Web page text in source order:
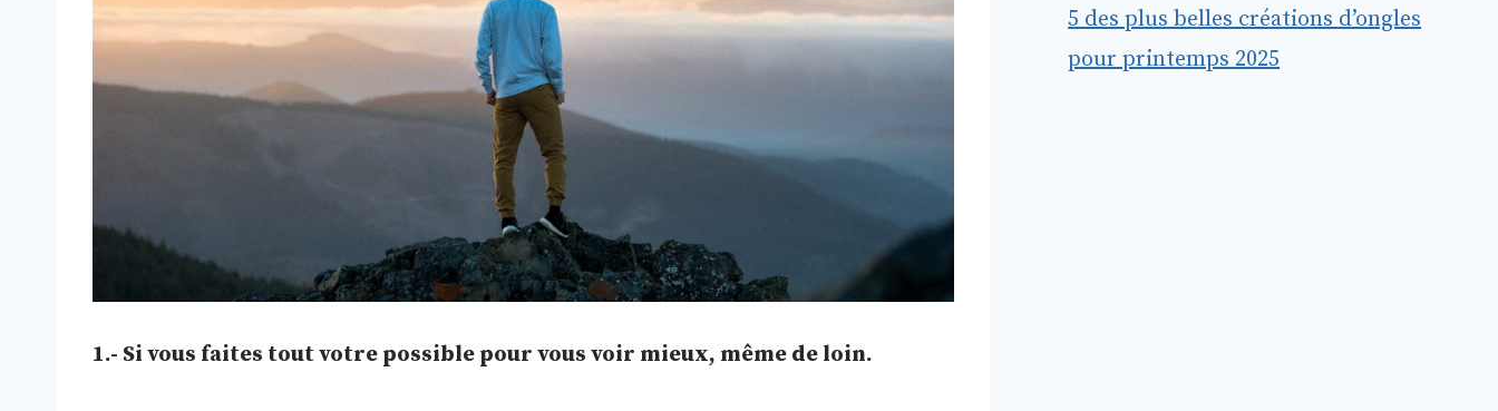
1.- Si vous faites tout votre possible pour vous voir mieux, même de loin.
5 des plus belles créations d’ongles
pour printemps 2025